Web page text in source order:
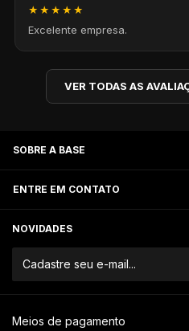
★★★★★
Excelente empresa.
VER TODAS AS
SOBRE A BASE
ENTRE EM CONTATO
NOVIDADES
Meios de pagamento